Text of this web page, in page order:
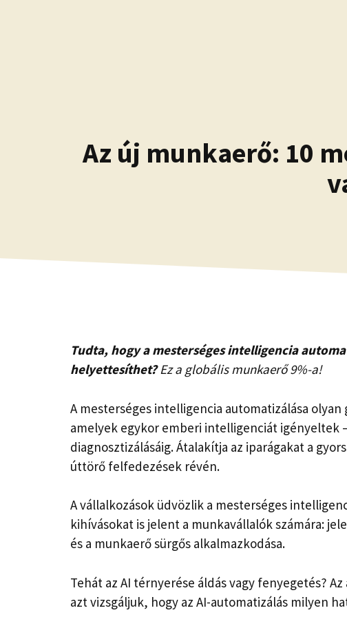
Az új munkaerő: 10
Tudta, hogy a mesterséges intelligencia
helyettesíthet?Ez a globális munkaerő 9%-a!
A mesterséges intelligencia automatizálása
amelyek egykor emberi intelligenciát igényeltek
diagnosztizálásáig. Átalakítja az iparágakat a
úttörő felfedezések révén.
A vállalkozások üdvözlik a mesterséges
kihívásokat is jelent a munkavállalók számára:
és a munkaerő sürgős alkalmazkodása.
Tehát az AI térnyerése áldás vagy fenyegetés?
azt vizsgáljuk, hogy az AI-automatizálás milyen